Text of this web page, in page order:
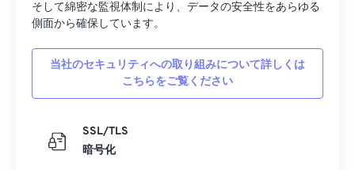
そして綿密な監視体制により、データの安全性をあらゆる
側面から確保しています。
当社のセキュリティへの取り組みについて詳しくは
こちらをご覧ください
SSL/TLS
暗号化